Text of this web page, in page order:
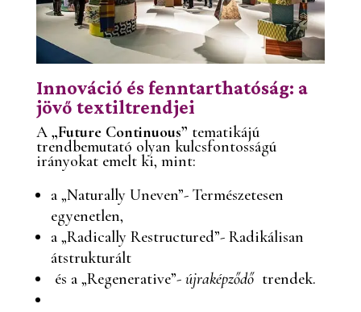
Innováció és fenntarthatóság: a
jövő textiltrendjei
A „Future Continuous” tematikájú
trendbemutató olyan kulcsfontosságú
irányokat emelt ki, mint:
a „Naturally Uneven”- Természetesen
egyenetlen,
a „Radically Restructured”- Radikálisan
átstrukturált
és a „Regenerative”- újraképződő trendek.